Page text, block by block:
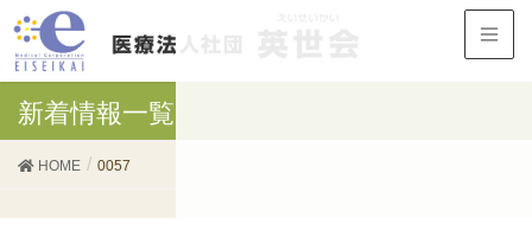
新着情報一覧
HOME 0057